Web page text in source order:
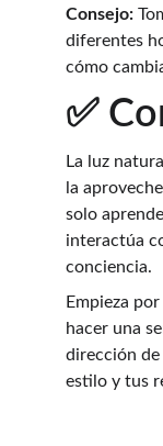
Consejo:
diferentes
cómo
✅
La luz
la
solo
interactúa
conciencia.
Empieza
hacer una
dirección de
estilo y tus